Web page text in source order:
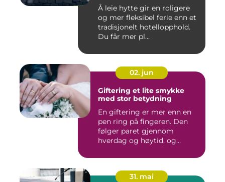
Å leie hytte gir en roligere
og mer fleksibel ferie enn et
tradisjonelt hotellopphold.
Du får mer pl...
02. jun
Giftering et lite smykke
med stor betydning
En giftering er mer enn en
pen ring på fingeren. Den
følger paret gjennom
hverdag og høytid, og
31. mai